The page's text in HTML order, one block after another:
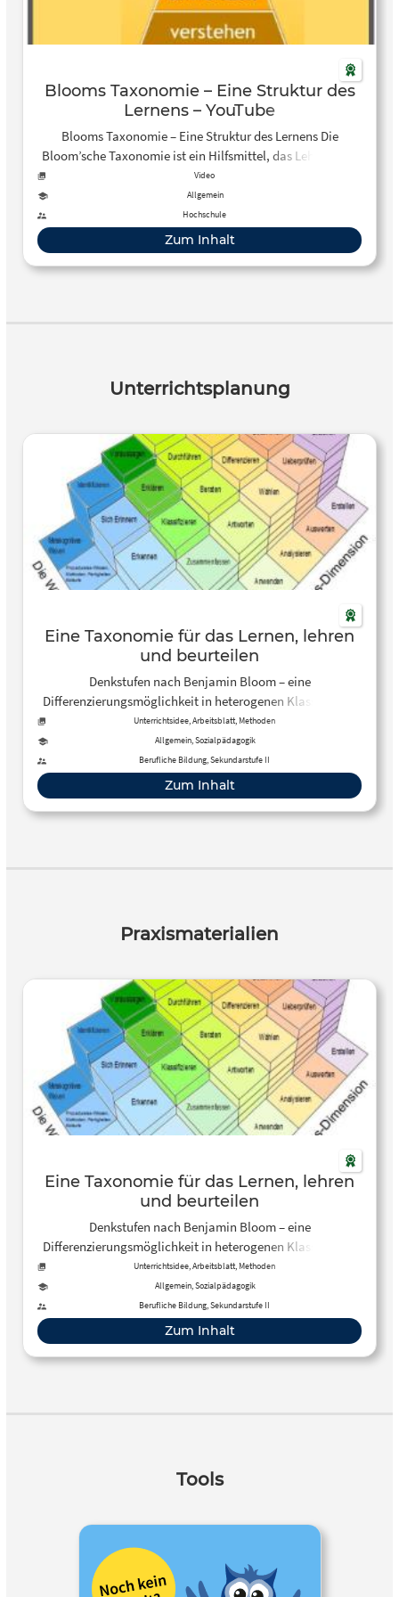
Blooms Taxonomie – Eine Struktur des
Lernens – YouTube
Blooms Taxonomie – Eine Struktur des Lernens Die
Bloom’sche Taxonomie ist ein Hilfsmittel, das Lehrer oder
Schüler nutzen können, um Lernziele zu sortieren und zu
ordnen. Ihre populärste Version basiert auf dem kognitiven
Bereich und geht davon aus, dass das Lernen in den
folgenden 6 Schritten von leicht bis schwer strukturiert
werden sollte: 1. Erinneren 2. Verstehen 3. Anwenden 4.
Analysieren 5. Auswerten 6. Erschaffen
Video
Allgemein
Hochschule
Zum Inhalt
Unterrichtsplanung
Eine Taxonomie für das Lernen, lehren
und beurteilen
Denkstufen nach Benjamin Bloom – eine
Differenzierungsmöglichkeit in heterogenen Klassen Eine
Taxonomie für das Lernen, lehren und beurteilen
Unterrichtsidee, Arbeitsblatt, Methoden
Allgemein, Sozialpädagogik
Berufliche Bildung, Sekundarstufe II
Zum Inhalt
Praxismaterialien
Eine Taxonomie für das Lernen, lehren
und beurteilen
Denkstufen nach Benjamin Bloom – eine
Differenzierungsmöglichkeit in heterogenen Klassen Eine
Taxonomie für das Lernen, lehren und beurteilen
Unterrichtsidee, Arbeitsblatt, Methoden
Allgemein, Sozialpädagogik
Berufliche Bildung, Sekundarstufe II
Zum Inhalt
Tools